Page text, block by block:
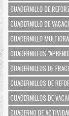
CUADERNILLO DE
CUADERNILLO DE
CUADERNILLO
CUADERNILLOS
CUADERNILLOS DE
CUADERNILLOS DE
CUADERNILLOS DE
CUADERNO DE